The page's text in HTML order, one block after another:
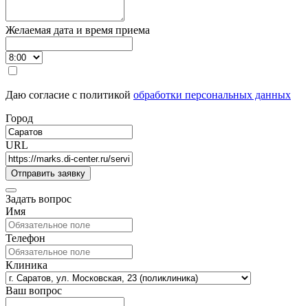
Желаемая дата и время приема
Даю согласие с политикой обработки персональных данных
Город
URL
Задать вопрос
Имя
Телефон
Клиника
Ваш вопрос